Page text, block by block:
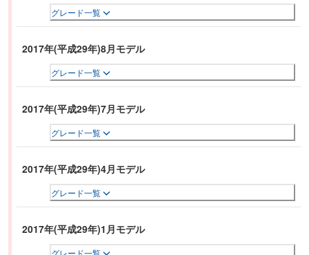
グレード一覧
2017年(平成29年)8月モデル
グレード一覧
2017年(平成29年)7月モデル
グレード一覧
2017年(平成29年)4月モデル
グレード一覧
2017年(平成29年)1月モデル